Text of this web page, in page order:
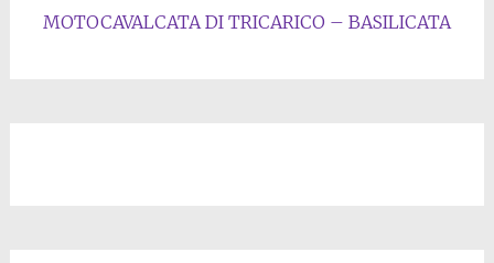
MOTOCAVALCATA DI TRICARICO – BASILICATA